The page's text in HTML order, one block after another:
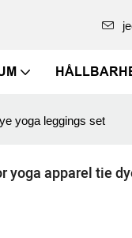
yoga leggings set
yoga apparel tie